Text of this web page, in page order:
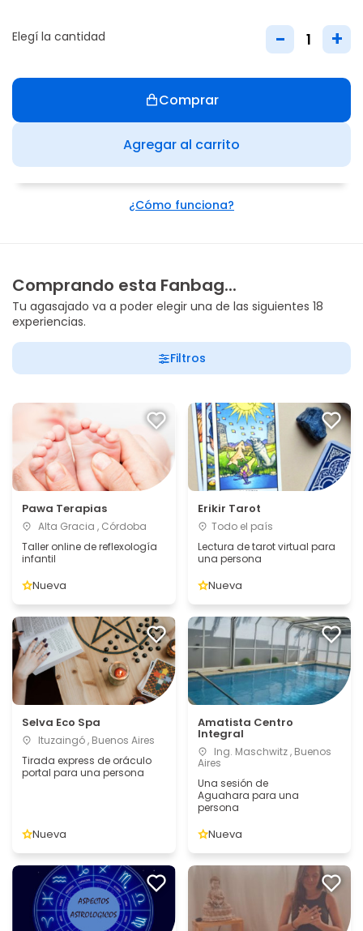
Elegí la cantidad - +
Agregar al carrito
Comprar
¿Cómo funciona?
Comprando esta Fanbag...
Tu agasajado va a poder elegir una de las siguientes 18
experiencias.
Filtros
Pawa Terapias
Alta Gracia , Córdoba
Taller online de reflexología
infantil
Nueva
Erikir Tarot
Todo el país
Lectura de tarot virtual para
una persona
Nueva
Selva Eco Spa
Ituzaingó , Buenos Aires
Tirada express de oráculo
portal para una persona
Nueva
Amatista Centro
Integral
Ing. Maschwitz , Buenos
Aires
Una sesión de
Aguahara para una
persona
Nueva